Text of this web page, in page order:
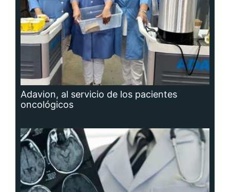
Adavion, al servicio de los pacientes
oncológicos